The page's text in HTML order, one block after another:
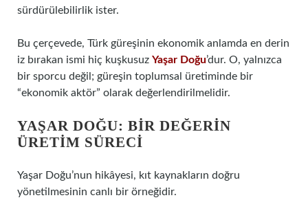
sürdürülebilirlik ister.
Bu çerçevede, Türk güreşinin ekonomik anlamda en derin
iz bırakan ismi hiç kuşkusuz Yaşar Doğu’dur. O, yalnızca
bir sporcu değil; güreşin toplumsal üretiminde bir
“ekonomik aktör” olarak değerlendirilmelidir.
YAŞAR DOĞU: BIR DEĞERIN
ÜRETIM SÜRECI
Yaşar Doğu’nun hikâyesi, kıt kaynakların doğru
yönetilmesinin canlı bir örneğidir.